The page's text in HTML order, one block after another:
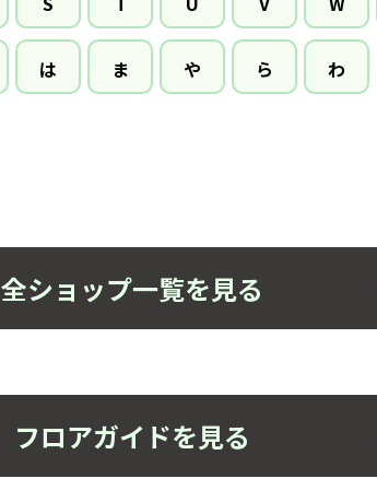
は ま や ら わ
全ショップ一覧を見る
フロアガイドを見る